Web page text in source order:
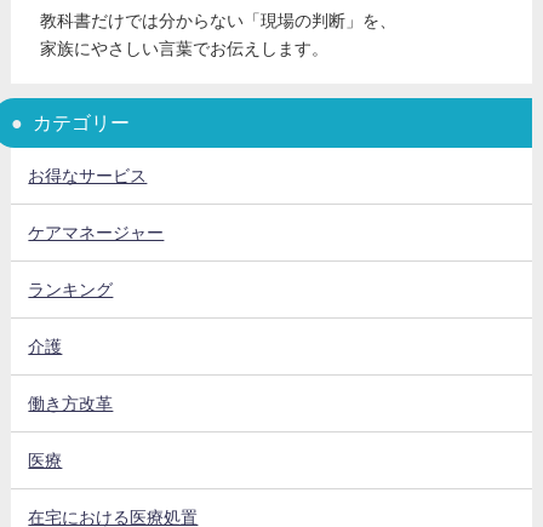
教科書だけでは分からない「現場の判断」を、
家族にやさしい言葉でお伝えします。
カテゴリー
お得なサービス
ケアマネージャー
ランキング
介護
働き方改革
医療
在宅における医療処置